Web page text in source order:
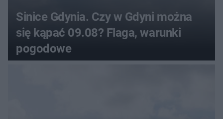
Sinice Gdynia. Czy w Gdyni można
się kąpać 09.08? Flaga, warunki
pogodowe